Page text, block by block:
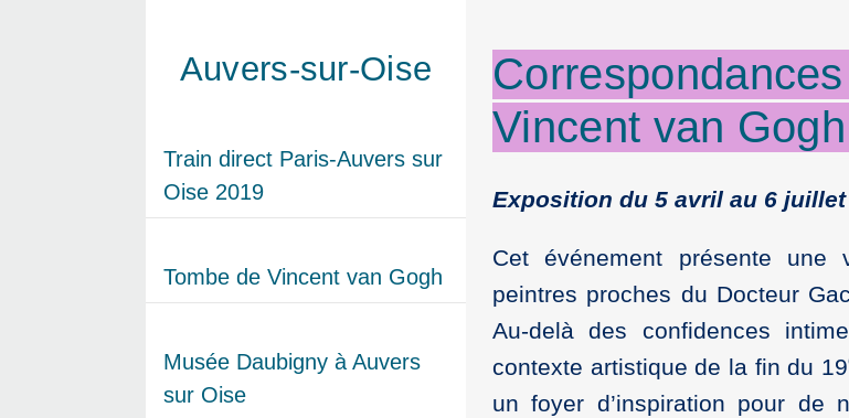
Vincent van Gogh
Exposition du 5 avril au 6 juillet
Cet événement présente une
peintres proches du Docteur
Au-delà des confidences
contexte artistique de la fin du 19
un foyer d’inspiration pour de
Auvers-sur-Oise
Train direct Paris-Auvers sur
Oise 2019
Tombe de Vincent van Gogh
Musée Daubigny à Auvers
sur Oise